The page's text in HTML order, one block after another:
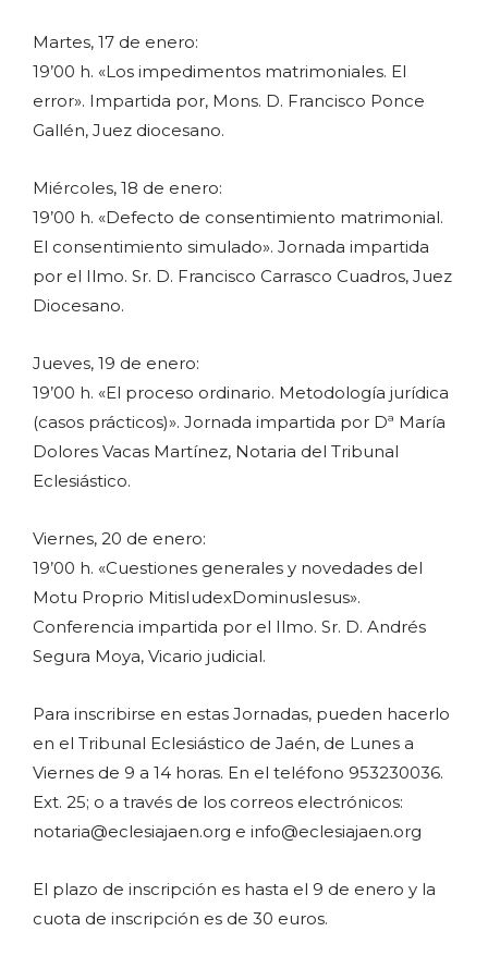
Martes, 17 de enero:
19’00 h. «Los impedimentos matrimoniales. El
error». Impartida por, Mons. D. Francisco Ponce
Gallén, Juez diocesano.
Miércoles, 18 de enero:
19’00 h. «Defecto de consentimiento matrimonial.
El consentimiento simulado». Jornada impartida
por el Ilmo. Sr. D. Francisco Carrasco Cuadros, Juez
Diocesano.
Jueves, 19 de enero:
19’00 h. «El proceso ordinario. Metodología jurídica
(casos prácticos)». Jornada impartida por Dª María
Dolores Vacas Martínez, Notaria del Tribunal
Eclesiástico.
Viernes, 20 de enero:
19’00 h. «Cuestiones generales y novedades del
Motu Proprio MitisIudexDominusIesus».
Conferencia impartida por el Ilmo. Sr. D. Andrés
Segura Moya, Vicario judicial.
Para inscribirse en estas Jornadas, pueden hacerlo
en el Tribunal Eclesiástico de Jaén, de Lunes a
Viernes de 9 a 14 horas. En el teléfono 953230036.
Ext. 25; o a través de los correos electrónicos:
notaria@eclesiajaen.org e info@eclesiajaen.org
El plazo de inscripción es hasta el 9 de enero y la
cuota de inscripción es de 30 euros.